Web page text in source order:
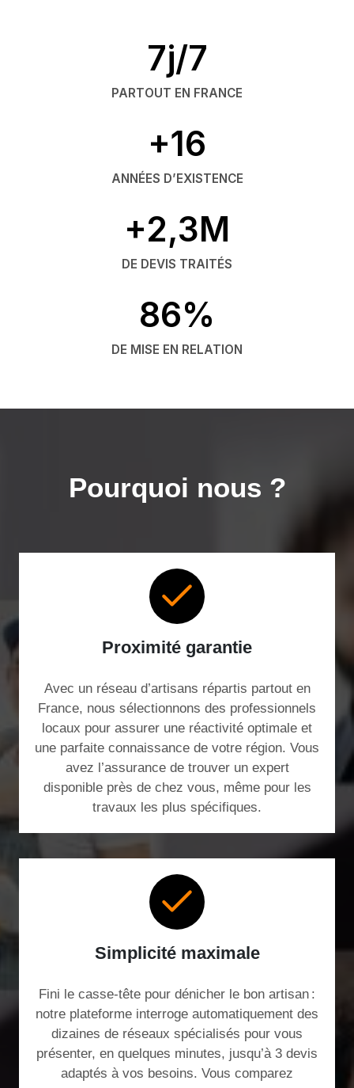
7j/7
PARTOUT EN FRANCE
+16
ANNÉES D’EXISTENCE
+2,3M
DE DEVIS TRAITÉS
86%
DE MISE EN RELATION
Pourquoi nous ?
Proximité garantie
Avec un réseau d’artisans répartis partout en
France, nous sélectionnons des professionnels
locaux pour assurer une réactivité optimale et
une parfaite connaissance de votre région. Vous
avez l’assurance de trouver un expert
disponible près de chez vous, même pour les
travaux les plus spécifiques.
Simplicité maximale
Fini le casse-tête pour dénicher le bon artisan :
notre plateforme interroge automatiquement des
dizaines de réseaux spécialisés pour vous
présenter, en quelques minutes, jusqu’à 3 devis
adaptés à vos besoins. Vous comparez